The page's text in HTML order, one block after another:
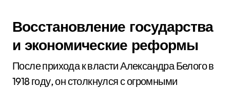
Восстановление государства
и экономические реформы
После прихода к власти Александра Белого в
1918 году, он столкнулся с огромными